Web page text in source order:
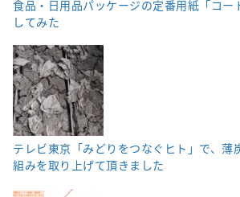
食品・日用品パッケージの定番用紙「コー
してみた
テレビ東京「みどりをつなぐヒト」で、薄
組みを取り上げて頂きました